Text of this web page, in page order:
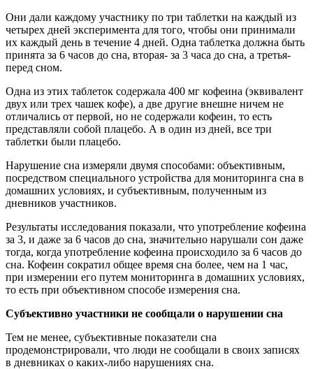
Они дали каждому участнику по три таблетки на каждый из
четырех дней эксперимента для того, чтобы они принимали
их каждый день в течение 4 дней. Одна таблетка должна быть
принята за 6 часов до сна, вторая- за 3 часа до сна, а третья-
перед сном.
Одна из этих таблеток содержала 400 мг кофеина (эквивалент
двух или трех чашек кофе), а две другие внешне ничем не
отличались от первой, но не содержали кофеин, то есть
представляли собой плацебо. А в один из дней, все три
таблетки были плацебо.
Нарушение сна измеряли двумя способами: объективным,
посредством специального устройства для мониторинга сна в
домашних условиях, и субъективным, полученным из
дневников участников.
Результаты исследования показали, что употребление кофеина
за 3, и даже за 6 часов до сна, значительно нарушали сон даже
тогда, когда употребление кофеина происходило за 6 часов до
сна. Кофеин сократил общее время сна более, чем на 1 час,
при измерении его путем мониторинга в домашних условиях,
то есть при объективном способе измерения сна.
Субъективно участники не сообщали о нарушении сна
Тем не менее, субъективные показатели сна
продемонстрировали, что люди не сообщали в своих записях
в дневниках о каких-либо нарушениях сна.